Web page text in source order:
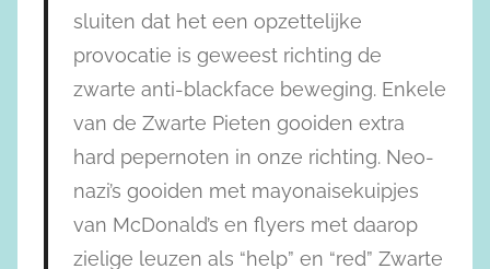
sluiten dat het een opzettelijke
provocatie is geweest richting de
zwarte anti-blackface beweging. Enkele
van de Zwarte Pieten gooiden extra
hard pepernoten in onze richting. Neo-
nazi’s gooiden met mayonaisekuipjes
van McDonald’s en flyers met daarop
zielige leuzen als “help” en “red” Zwarte